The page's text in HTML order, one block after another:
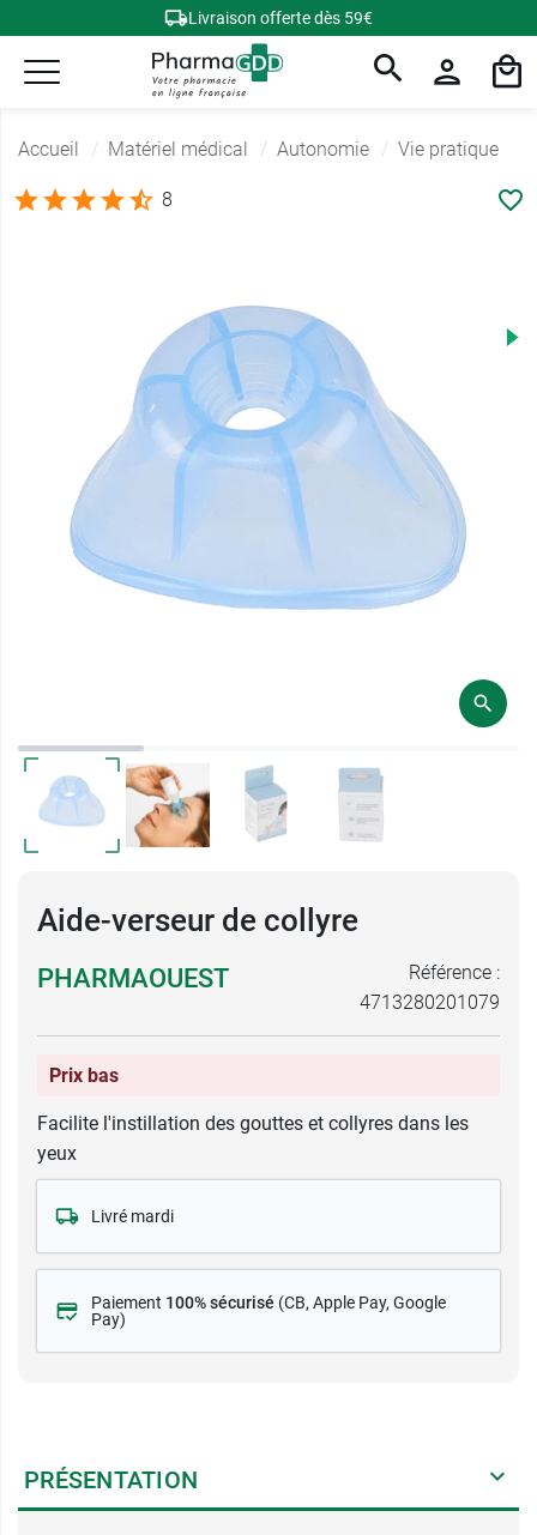
Livraison offerte dès 59€
Accueil Matériel médical Autonomie Vie pratique
8
Aide-verseur de collyre
PHARMAOUEST
Référence :
4713280201079
Prix bas
Facilite l'instillation des gouttes et collyres dans les
yeux
Livré mardi
Paiement 100% sécurisé (CB, Apple Pay, Google
Pay)
PRÉSENTATION